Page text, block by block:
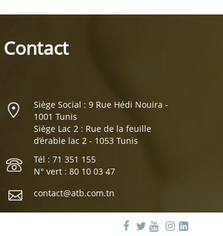
Contact
Siège Social : 9 Rue Hédi Nouira -
1001 Tunis
Siège Lac 2 : Rue de la feuille
d’érable lac 2 - 1053 Tunis
Tél : 71 351 155
N° vert : 80 10 03 47
contact@atb.com.tn